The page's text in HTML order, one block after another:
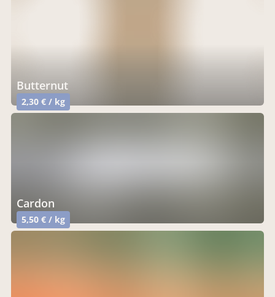
butternut
2,30 € / kg
Cardon
5,50 € / kg